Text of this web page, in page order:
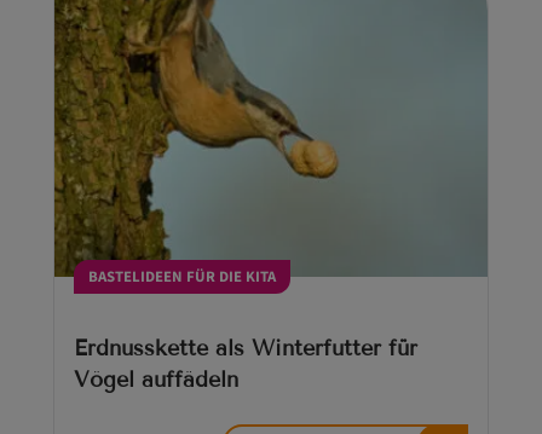
BASTELIDEEN FÜR DIE KITA
Erdnusskette als Winterfutter für
Vögel auffädeln